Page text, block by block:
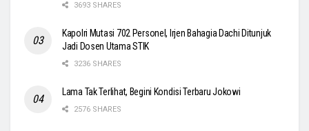
3693 SHARES
Kapolri Mutasi 702 Personel, Irjen Bahagia Dachi Ditunjuk
Jadi Dosen Utama STIK
3236 SHARES
Lama Tak Terlihat, Begini Kondisi Terbaru Jokowi
2576 SHARES